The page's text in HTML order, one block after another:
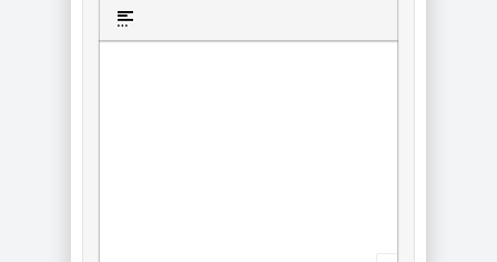
Вставка спойлера